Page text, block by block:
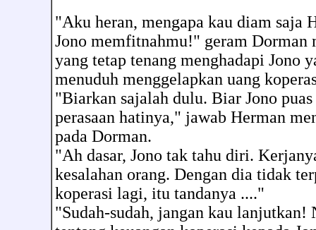
"Aku heran, mengapa kau diam saja
Jono memfitnahmu!" geram Dorman
yang tetap tenang menghadapi Jono
menuduh menggelapkan uang
"Biarkan sajalah dulu. Biar Jono
perasaan hatinya," jawab Herman
pada Dorman.
"Ah dasar, Jono tak tahu diri.
kesalahan orang. Dengan dia tidak
koperasi lagi, itu tandanya ...."
"Sudah-sudah, jangan kau lanjutkan!